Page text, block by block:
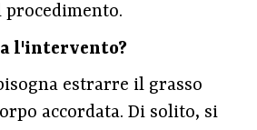
l'intervento?
estrarre il grasso
accordata. Di solito, si